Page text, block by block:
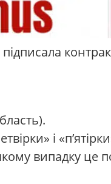
підписала
і
випадку це